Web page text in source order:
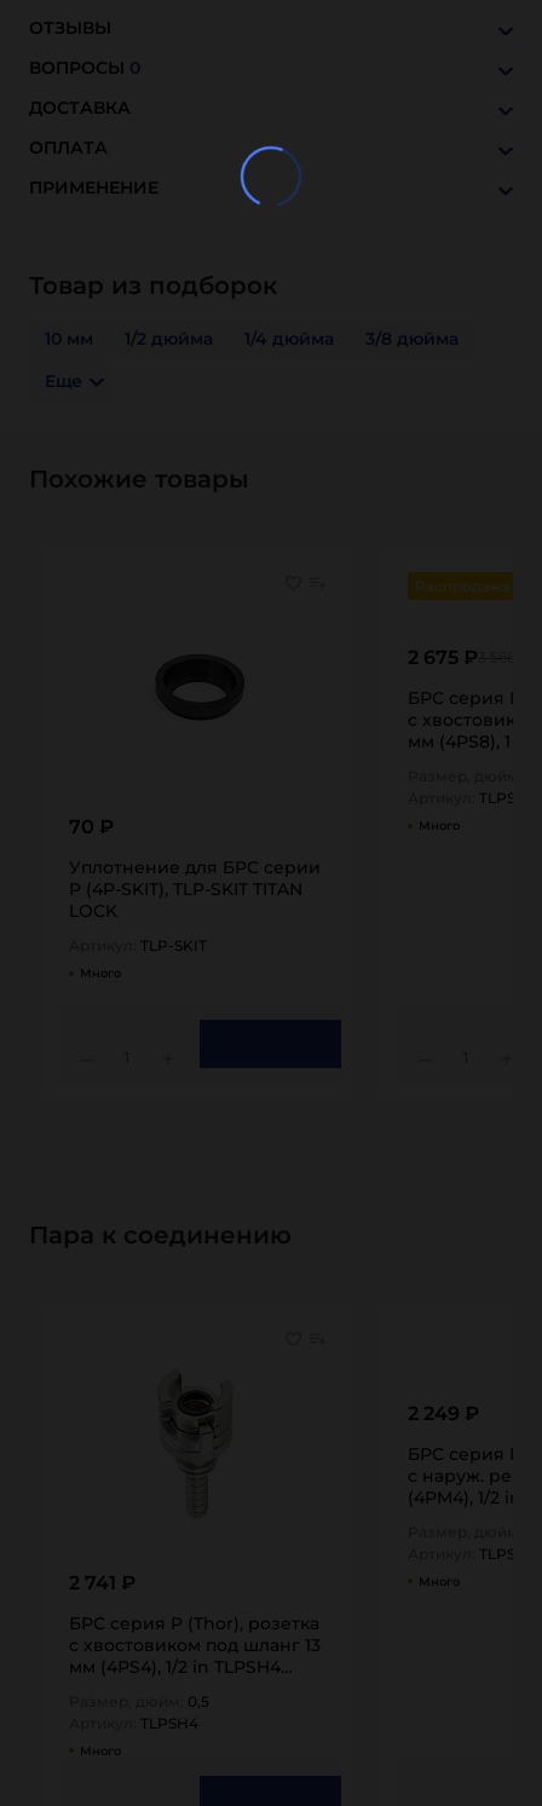
ОТЗЫВЫ
ВОПРОСЫ 0
ДОСТАВКА
ОПЛАТА
ПРИМЕНЕНИЕ
Товар из подборок
10 мм 1/2 дюйма 1/4 дюйма
3/8 дюйма
Еще
Похожие товары
70 ₽
Уплотнение для БРС серии
P (4P-SKIT), TLP-SKIT TITAN
LOCK
TLP-SKIT
Много
Распродажа
2 675 ₽
БРС серия P
с
мм (4PS8), 1 in
TLPSH8
Много
Пара к соединению
2 741 ₽
БРС серия P (Thor), розетка
с хвостовиком под шланг 13
мм (4PS4), 1/2 in TLPSH4
0,5
TLPSH4
Много
2 249 ₽
БРС серия P
с наруж.
(4PM4), 1/2 in
TLPSM4
Много